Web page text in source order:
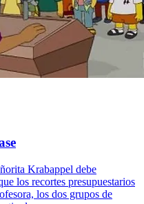
Krabappel debe
los recortes presupuestarios
los dos grupos de